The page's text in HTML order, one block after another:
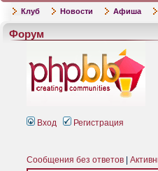
Клуб Новости Афиша
Форум
Вход Регистрация
Сообщения без ответов